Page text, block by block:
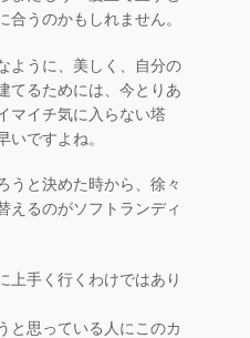
合うのかもしれません。
ように、美しく、自分の
てるためには、今とりあ
マイチ気に入らない塔
いですよね。
うと決めた時から、徐々
えるのがソフトランディ
上手く行くわけではあり
と思っている人にこのカ